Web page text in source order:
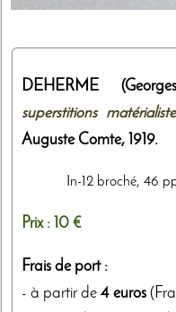
DEHERME
superstitions
Auguste Comte, 1919.
In-12 broché, 46
Prix : 10 €
Frais de port :
- à partir de 4 euros